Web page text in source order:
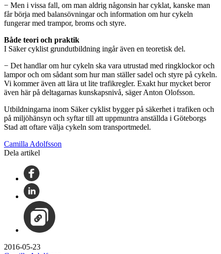
− Men i vissa fall, om man aldrig någonsin har cyklat, kanske man
får börja med balansövningar och information om hur cykeln
fungerar med trampor, broms och styre.
Både teori och praktik
I Säker cyklist grundutbildning ingår även en teoretisk del.
− Det handlar om hur cykeln ska vara utrustad med ringklockor och
lampor och om sådant som hur man ställer sadel och styre på cykeln.
Vi kommer även att lära ut lite trafikregler. Exakt hur mycket beror
även här på deltagarnas kunskapsnivå, säger Anton Olofsson.
Utbildningarna inom Säker cyklist bygger på säkerhet i trafiken och
på miljöhänsyn och syftar till att uppmuntra anställda i Göteborgs
Stad att oftare välja cykeln som transportmedel.
Camilla Adolfsson
Dela artikel
2016-05-23